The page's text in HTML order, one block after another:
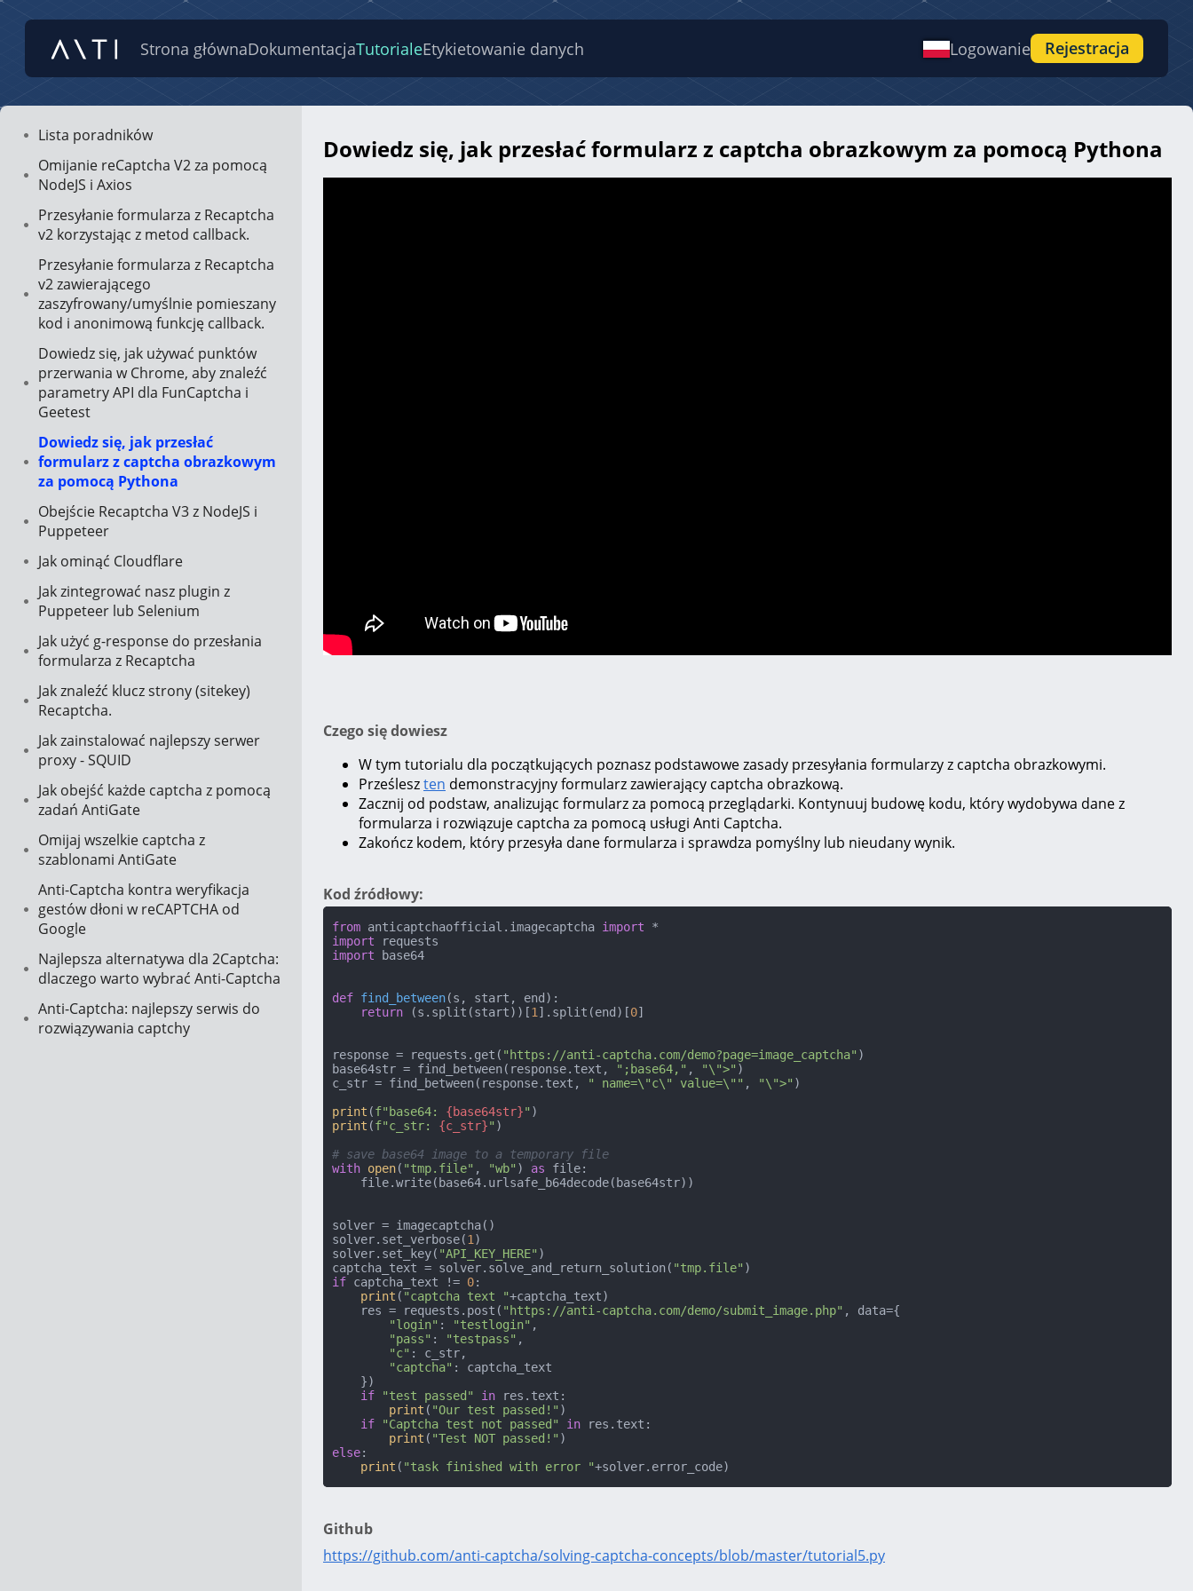
Strona głównaDokumentacjaTutorialeEtykietowanie danych Logowanie Rejestracja
Lista poradników
Omijanie reCaptcha V2 za pomocą
NodeJS i Axios
Przesyłanie formularza z Recaptcha
v2 korzystając z metod callback.
Przesyłanie formularza z Recaptcha
v2 zawierającego
zaszyfrowany/umyślnie pomieszany
kod i anonimową funkcję callback.
Dowiedz się, jak używać punktów
przerwania w Chrome, aby znaleźć
parametry API dla FunCaptcha i
Geetest
Dowiedz się, jak przesłać
formularz z captcha obrazkowym
za pomocą Pythona
Obejście Recaptcha V3 z NodeJS i
Puppeteer
Jak ominąć Cloudflare
Jak zintegrować nasz plugin z
Puppeteer lub Selenium
Jak użyć g-response do przesłania
formularza z Recaptcha
Jak znaleźć klucz strony (sitekey)
Recaptcha.
Jak zainstalować najlepszy serwer
proxy - SQUID
Jak obejść każde captcha z pomocą
zadań AntiGate
Omijaj wszelkie captcha z
szablonami AntiGate
Anti-Captcha kontra weryfikacja
gestów dłoni w reCAPTCHA od
Google
Najlepsza alternatywa dla 2Captcha:
dlaczego warto wybrać Anti-Captcha
Anti-Captcha: najlepszy serwis do
rozwiązywania captchy
Dowiedz się, jak przesłać formularz z captcha obrazkowym za pomocą Pythona
Czego się dowiesz
W tym tutorialu dla początkujących poznasz podstawowe zasady przesyłania formularzy z captcha obrazkowymi.
Prześleszten demonstracyjny formularz zawierający captcha obrazkową.
Zacznij od podstaw, analizując formularz za pomocą przeglądarki. Kontynuuj budowę kodu, który wydobywa dane z
formularza i rozwiązuje captcha za pomocą usługi Anti Captcha.
Zakończ kodem, który przesyła dane formularza i sprawdza pomyślny lub nieudany wynik.
Kod źródłowy:
from anticaptchaofficial.imagecaptcha import
import
import base64
def find_between(s, start, end ):
return (s.split(start))[1 ].split(end)[0]
response = requests.get( "https://anti-captcha.com/demo?page=image_captcha" )
base64str = find_between(response.text,
";base64," , "\">" )
c_str = find_between(response.text,
" name=\"c\" value=\"" , "\">" )
print (f"base64: {base64str}"
print (f"c_str: {c_str}" )
# save base64 image to a temporary file
with open( "tmp.file" , "wb" ) as file:
solver = imagecaptcha()
solver.set_verbose(1 )
solver.set_key( "API_KEY_HERE" )
captcha_text = solver.solve_and_return_solution( "tmp.file"
if captcha_text != 0:
print ( "captcha text "+captcha_text)
    res = requests.post(
"https://anti-captcha.com/demo/submit_image.php" , data={
"login" : "testlogin" ,
"pass" : "testpass" ,
"c" : c_str,
"captcha" : captcha_text
if
"test passed" in res.text:
print ( "Our test passed!" )
if
"Captcha test not passed" in res.text:
print ( "Test NOT passed!"
else:
print ( "task finished with error "+solver.error_code)
Github
https://github.com/anti-captcha/solving-captcha-concepts/blob/master/tutorial5.py